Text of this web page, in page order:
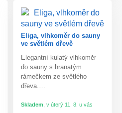
Eliga, vlhkoměr do sauny
ve světlém dřevě
Elegantní kulatý vlhkoměr
do sauny s hranatým
rámečkem ze světlého
dřeva.…
Skladem v úterý 11. 8. u vás